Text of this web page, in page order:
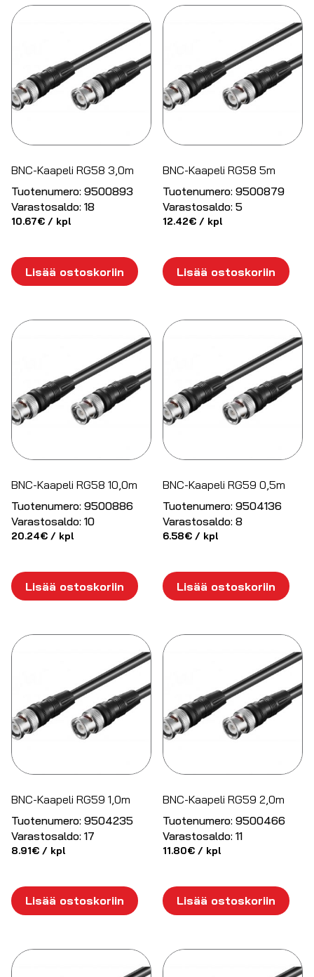
BNC-Kaapeli RG58 3,0m
Tuotenumero: 9500893
Varastosaldo: 18
10.67€ / kpl
Lisää ostoskoriin
BNC-Kaapeli RG58 5m
Tuotenumero: 9500879
Varastosaldo: 5
12.42€ / kpl
Lisää ostoskoriin
BNC-Kaapeli RG58 10,0m
Tuotenumero: 9500886
Varastosaldo: 10
20.24€ / kpl
Lisää ostoskoriin
BNC-Kaapeli RG59 0,5m
Tuotenumero: 9504136
Varastosaldo: 8
6.58€ / kpl
Lisää ostoskoriin
BNC-Kaapeli RG59 1,0m
Tuotenumero: 9504235
Varastosaldo: 17
8.91€ / kpl
Lisää ostoskoriin
BNC-Kaapeli RG59 2,0m
Tuotenumero: 9500466
Varastosaldo: 11
11.80€ / kpl
Lisää ostoskoriin